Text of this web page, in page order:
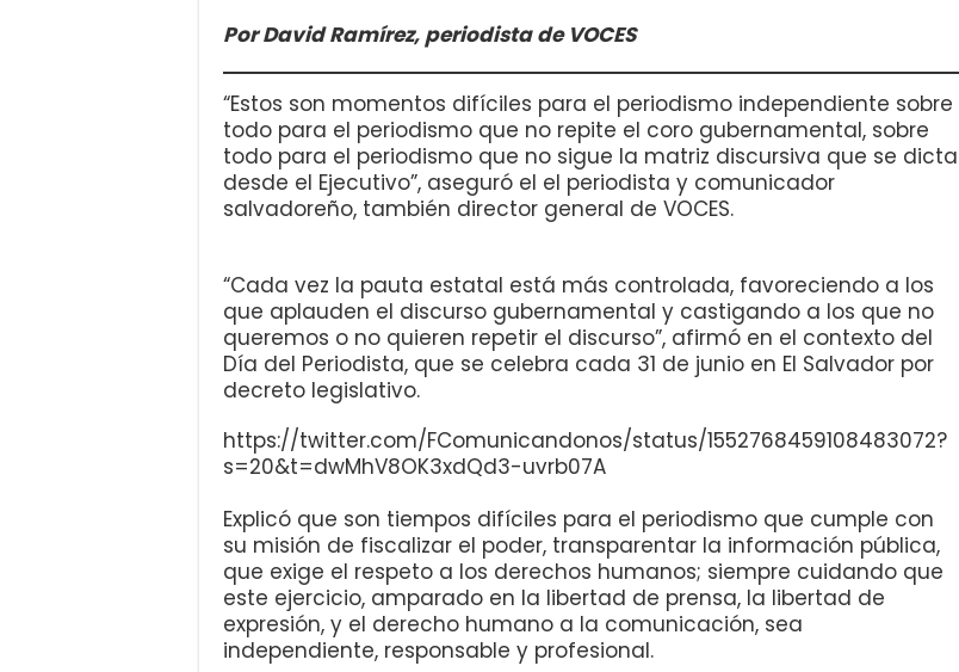
Por David Ramírez, periodista de VOCES
“Estos son momentos difíciles para el periodismo independiente sobre
todo para el periodismo que no repite el coro gubernamental, sobre
todo para el periodismo que no sigue la matriz discursiva que se dicta
desde el Ejecutivo”, aseguró el el periodista y comunicador
salvadoreño, también director general de VOCES.
“Cada vez la pauta estatal está más controlada, favoreciendo a los
que aplauden el discurso gubernamental y castigando a los que no
queremos o no quieren repetir el discurso”, afirmó en el contexto del
Día del Periodista, que se celebra cada 31 de junio en El Salvador por
decreto legislativo.
https://twitter.com/FComunicandonos/status/1552768459108483072?
s=20&t=dwMhV8OK3xdQd3-uvrb07A
Explicó que son tiempos difíciles para el periodismo que cumple con
su misión de fiscalizar el poder, transparentar la información pública,
que exige el respeto a los derechos humanos; siempre cuidando que
este ejercicio, amparado en la libertad de prensa, la libertad de
expresión, y el derecho humano a la comunicación, sea
independiente, responsable y profesional.